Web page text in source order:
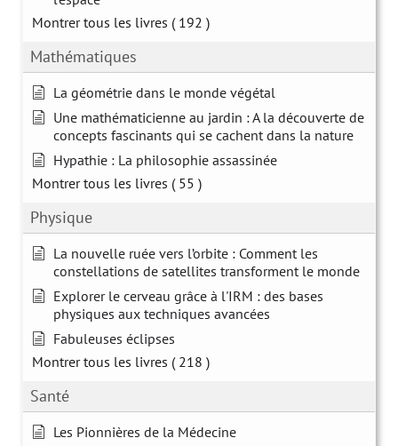
Montrer tous les livres ( 192 )
Mathématiques
La géométrie dans le monde végétal
Une mathématicienne au jardin : A la découverte de
concepts fascinants qui se cachent dans la nature
Hypathie : La philosophie assassinée
Montrer tous les livres ( 55 )
Physique
La nouvelle ruée vers l’orbite : Comment les
constellations de satellites transforment le monde
Explorer le cerveau grâce à l'IRM : des bases
physiques aux techniques avancées
Fabuleuses éclipses
Montrer tous les livres ( 218 )
Santé
Les Pionnières de la Médecine